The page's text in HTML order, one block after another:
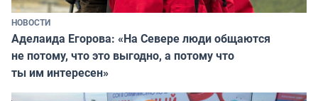
НОВОСТИ
Аделаида Егорова: «На Севере люди общаются
не потому, что это выгодно, а потому что
ты им интересен»